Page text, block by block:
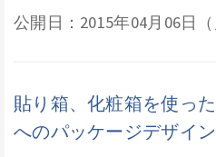
公開日：2015年04月06日（
貼り箱、化粧箱を使っ
へのパッケージデザイ